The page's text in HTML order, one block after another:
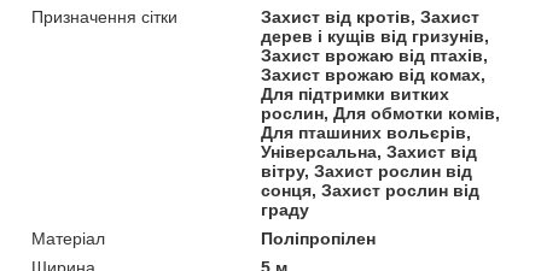
Призначення сітки
Захист від кротів, Захист
дерев і кущів від гризунів,
Захист врожаю від птахів,
Захист врожаю від комах,
Для підтримки витких
рослин, Для обмотки комів,
Для пташиних вольєрів,
Універсальна, Захист від
вітру, Захист рослин від
сонця, Захист рослин від
граду
Матеріал
Поліпропілен